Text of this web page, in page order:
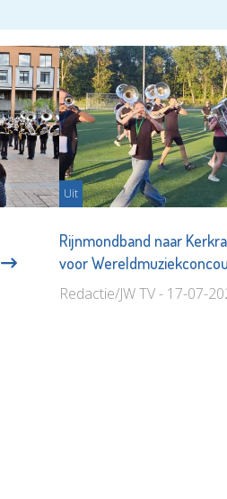
Uit
Rijnmondband naar
voor
Redactie/JW TV - 17-07-